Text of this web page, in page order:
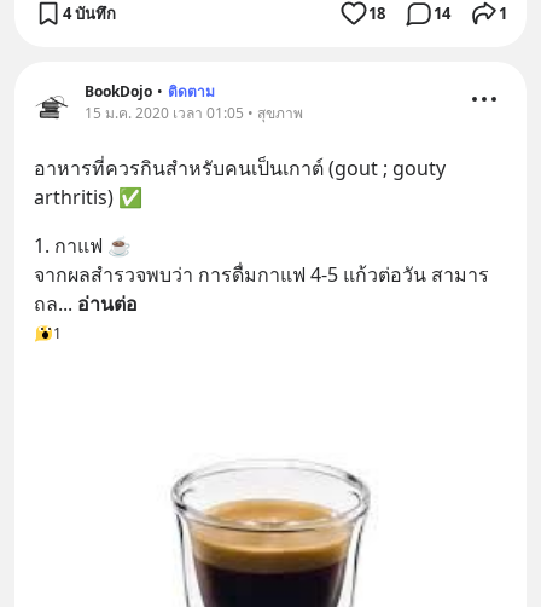
4 บันทึก 18 14 1
BookDojo • ติดตาม
15 ม.ค. 2020 เวลา 01:05 • สุขภาพ
อาหารที่ควรกินสำหรับคนเป็นเกาต์ (gout ; gouty
arthritis) ✅
1. กาแฟ ☕️
จากผลสำรวจพบว่า การดื่มกาแฟ 4-5 แก้วต่อวัน สามาร
ถล... อ่านต่อ
1